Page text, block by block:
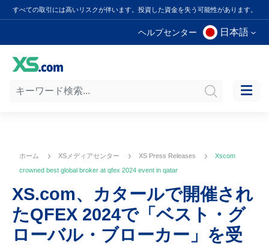
すべての取引には高いリスクが伴います。投資した資金を失う可能性があります。
ヘルプセンター 日本語
ホーム XSメディアセンター XS Press Releases
Xscom
crowned best global broker at qfex 2024 event in qatar
XS.com、カタールで開催され
たQFEX 2024で「ベスト・グ
ローバル・ブローカー」を受